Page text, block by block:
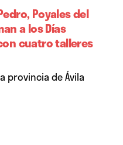
Poyales del
a los Días
cuatro talleres
provincia de Ávila